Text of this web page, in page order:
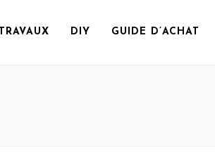
TRAVAUX DIY GUIDE D’ACHAT